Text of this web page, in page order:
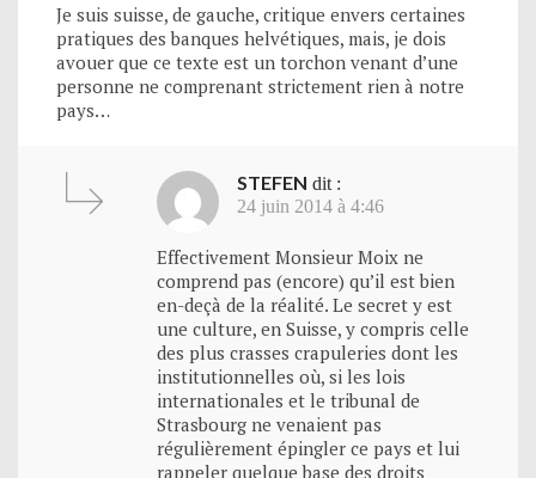
Je suis suisse, de gauche, critique envers certaines
pratiques des banques helvétiques, mais, je dois
avouer que ce texte est un torchon venant d’une
personne ne comprenant strictement rien à notre
pays…
STEFEN dit :
24 juin 2014 à 4:46
Effectivement Monsieur Moix ne
comprend pas (encore) qu’il est bien
en-deçà de la réalité. Le secret y est
une culture, en Suisse, y compris celle
des plus crasses crapuleries dont les
institutionnelles où, si les lois
internationales et le tribunal de
Strasbourg ne venaient pas
régulièrement épingler ce pays et lui
rappeler quelque base des droits